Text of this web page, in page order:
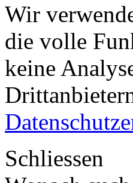
Wir
die volle
keine
Schliessen